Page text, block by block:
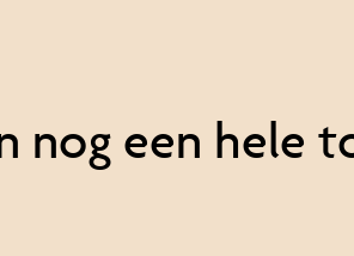
nog een hele